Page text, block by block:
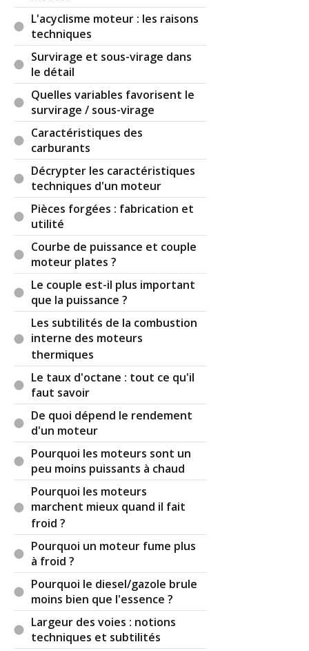
L'acyclisme moteur : les raisons
techniques
Survirage et sous-virage dans
le détail
Quelles variables favorisent le
survirage / sous-virage
Caractéristiques des
carburants
Décrypter les caractéristiques
techniques d'un moteur
Pièces forgées : fabrication et
utilité
Courbe de puissance et couple
moteur plates ?
Le couple est-il plus important
que la puissance ?
Les subtilités de la combustion
interne des moteurs
thermiques
Le taux d'octane : tout ce qu'il
faut savoir
De quoi dépend le rendement
d'un moteur
Pourquoi les moteurs sont un
peu moins puissants à chaud
Pourquoi les moteurs
marchent mieux quand il fait
froid ?
Pourquoi un moteur fume plus
à froid ?
Pourquoi le diesel/gazole brule
moins bien que l'essence ?
Largeur des voies : notions
techniques et subtilités